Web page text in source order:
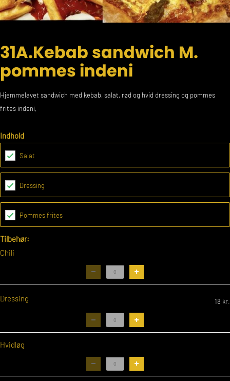
31A.Kebab sandwich M.
pommes indeni
Hjemmelavet sandwich med kebab, salat, rød og hvid dressing og pommes
frites indeni,
Indhold
Salat
Dressing
Pommes frites
Tilbehør:
Chili
Dressing 18 kr.
Hvidløg